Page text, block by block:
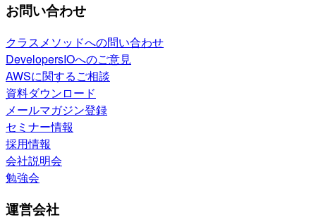
お問い合わせ
クラスメソッドへの問い合わせ
DevelopersIOへのご意見
AWSに関するご相談
資料ダウンロード
メールマガジン登録
セミナー情報
採用情報
会社説明会
勉強会
運営会社